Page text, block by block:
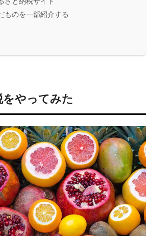
ものを一部紹介する
やってみた